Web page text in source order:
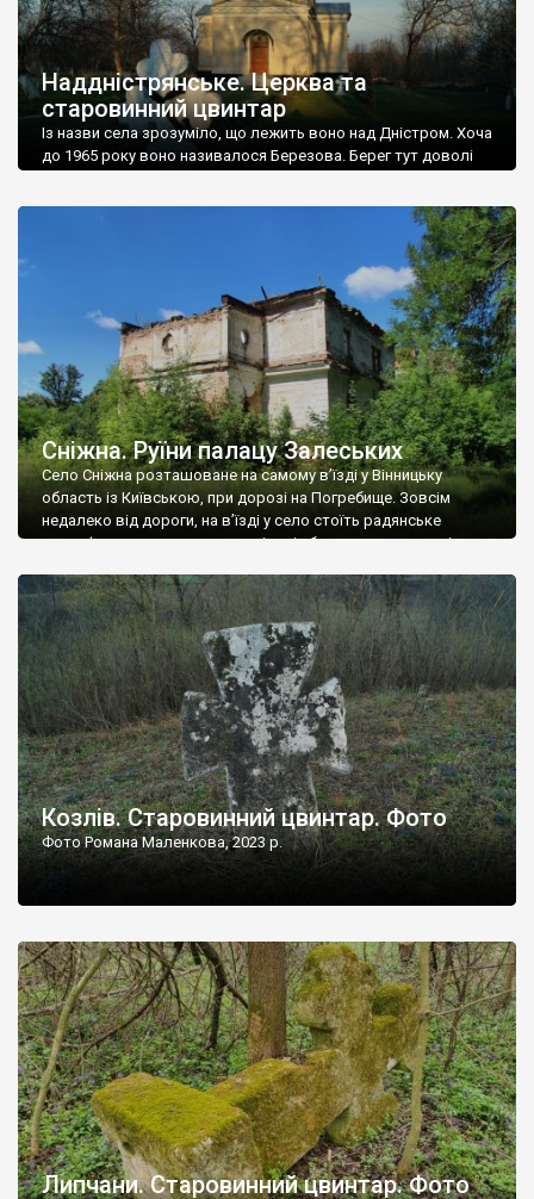
Наддністрянське. Церква та
старовинний цвинтар
Із назви села зрозуміло, що лежить воно над Дністром. Хоча
до 1965 року воно називалося Березова. Берег тут доволі
Наддністрянське відрізняється від більшості навколишніх
сіл. У селі є мурована Михайлівська церква. Точної дати […]
Сніжна. Руїни палацу Залеських
Село Сніжна розташоване на самому в’їзді у Вінницьку
область із Київською, при дорозі на Погребище. Зовсім
недалеко від дороги, на в’їзді у село стоїть радянське
рельєфне пано, яке показує жінку і яблуню, а трохи далі, десь
не видно, але видно дві стареньких колії у траві – […]
Козлів. Старовинний цвинтар. Фото
Фото Романа Маленкова, 2023 р.
Липчани. Старовинний цвинтар. Фото